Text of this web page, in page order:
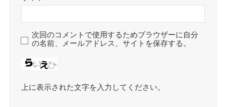
次回のコメントで使用するためブラウザーに自分
の名前、メールアドレス、サイトを保存する。
上に表示された文字を入力してください。